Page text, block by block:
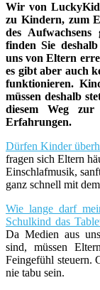
Wir von
zu Kindern, zum
des
finden Sie
uns von Eltern
es gibt aber auch
funktionieren.
müssen deshalb
diesem Weg
Erfahrungen.
Dürfen Kinder
fragen sich Eltern
Einschlafmusik,
ganz schnell mit
Wie lange darf
Schulkind das
Da Medien aus
sind, müssen
Feingefühl steuern.
nie tabu sein.